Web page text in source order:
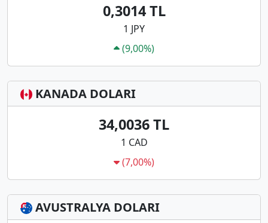
0,3014 TL
1 JPY
(9,00%)
KANADA DOLARI
34,0036 TL
1 CAD
(7,00%)
AVUSTRALYA DOLARI